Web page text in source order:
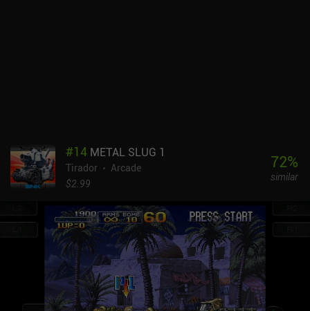
#14 METAL SLUG 1
Tirador
Arcade
$2.99
72%
similar